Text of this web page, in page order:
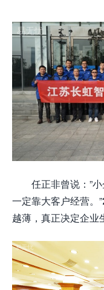
任正非曾说：”
一定靠大客户经营。
越薄，真正决定企业